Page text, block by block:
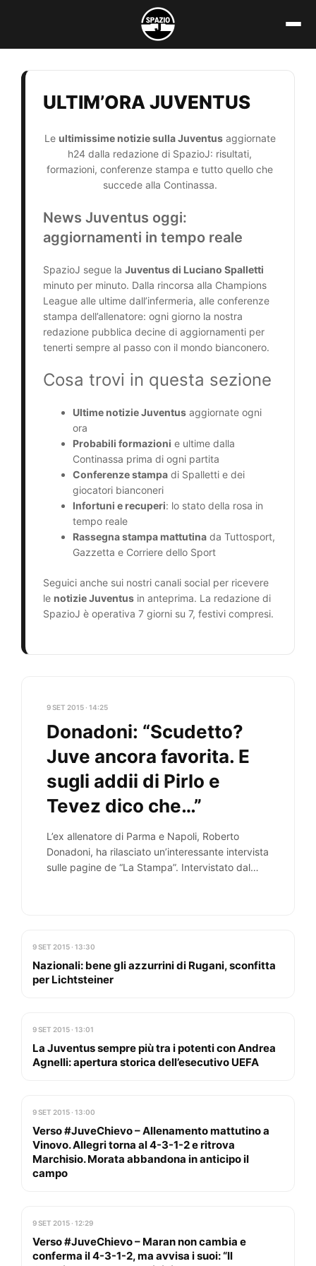
contenuto
ULTIM’ORA JUVENTUS
Le ultimissime notizie sulla Juventusaggiornate
h24 dalla redazione di SpazioJ: risultati,
formazioni, conferenze stampa e tutto quello che
succede alla Continassa.
News Juventus oggi:
aggiornamenti in tempo reale
SpazioJ segue la Juventus di Luciano Spalletti
minuto per minuto. Dalla rincorsa alla Champions
League alle ultime dall’infermeria, alle conferenze
stampa dell’allenatore: ogni giorno la nostra
redazione pubblica decine di aggiornamenti per
tenerti sempre al passo con il mondo bianconero.
Cosa trovi in questa sezione
Ultime notizie Juventus aggiornate ogni
ora
Probabili formazioni e ultime dalla
Continassa prima di ogni partita
Conferenze stampa di Spalletti e dei
giocatori bianconeri
Infortuni e recuperi: lo stato della rosa in
tempo reale
Rassegna stampa mattutina da Tuttosport,
Gazzetta e Corriere dello Sport
Seguici anche sui nostri canali social per ricevere
le notizie Juventus in anteprima. La redazione di
SpazioJ è operativa 7 giorni su 7, festivi compresi.
9 SET 2015 · 14:25
Donadoni: “Scudetto?
Juve ancora favorita. E
sugli addii di Pirlo e
Tevez dico che…”
L’ex allenatore di Parma e Napoli, Roberto
Donadoni, ha rilasciato un’interessante intervista
sulle pagine de “La Stampa”. Intervistato dal
9 SET 2015 · 13:30
Nazionali: bene gli azzurrini di Rugani, sconfitta
per Lichtsteiner
9 SET 2015 · 13:01
La Juventus sempre più tra i potenti con Andrea
Agnelli: apertura storica dell’esecutivo UEFA
9 SET 2015 · 13:00
Verso #JuveChievo – Allenamento mattutino a
Vinovo. Allegri torna al 4-3-1-2 e ritrova
Marchisio. Morata abbandona in anticipo il
campo
9 SET 2015 · 12:29
Verso #JuveChievo – Maran non cambia e
conferma il 4-3-1-2, ma avvisa i suoi: “Il